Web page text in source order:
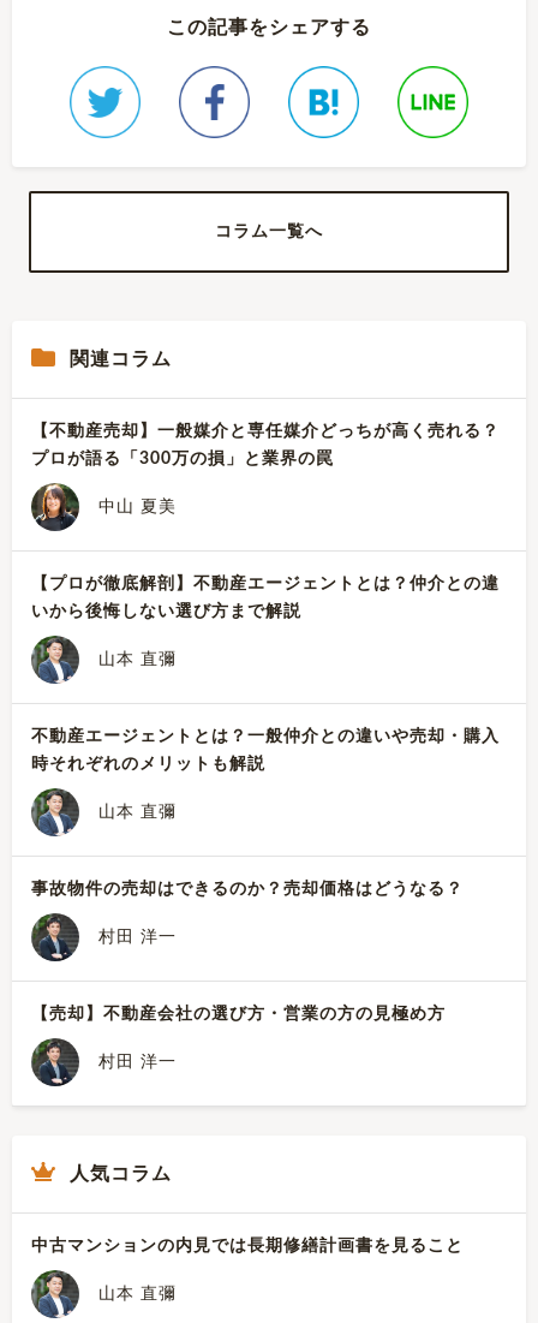
この記事をシェアする
コラム一覧へ
関連コラム
【不動産売却】一般媒介と専任媒介どっちが高く売れる？
プロが語る「300万の損」と業界の罠
中山 夏美
【プロが徹底解剖】不動産エージェントとは？仲介との違
いから後悔しない選び方まで解説
山本 直彌
不動産エージェントとは？一般仲介との違いや売却・購入
時それぞれのメリットも解説
山本 直彌
事故物件の売却はできるのか？売却価格はどうなる？
村田 洋一
【売却】不動産会社の選び方・営業の方の見極め方
村田 洋一
人気コラム
中古マンションの内見では長期修繕計画書を見ること
山本 直彌